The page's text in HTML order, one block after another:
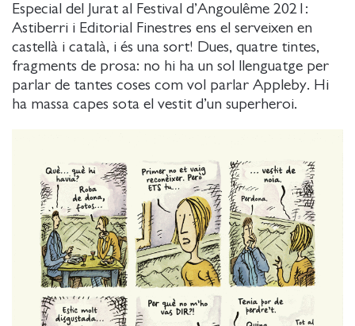
Especial del Jurat al Festival d’Angoulême 2021:
Astiberri i Editorial Finestres ens el serveixen en
castellà i català, i és una sort! Dues, quatre tintes,
fragments de prosa: no hi ha un sol llenguatge per
parlar de tantes coses com vol parlar Appleby. Hi
ha massa capes sota el vestit d’un superheroi.